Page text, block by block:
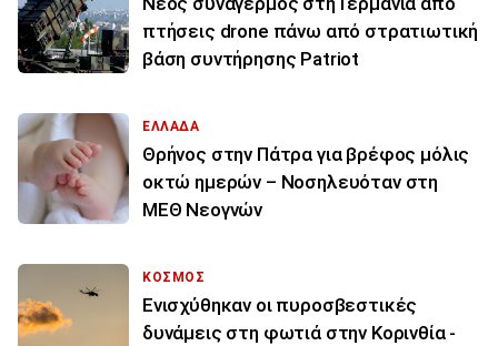
πτήσεις drone πάνω από στρατιωτική
βάση συντήρησης Patriot
ΕΛΛΑΔΑ
Θρήνος στην Πάτρα για βρέφος μόλις
οκτώ ημερών – Νοσηλευόταν στη
ΜΕΘ Νεογνών
ΚΟΣΜΟΣ
Ενισχύθηκαν οι πυροσβεστικές
δυνάμεις στη φωτιά στην Κορινθία -